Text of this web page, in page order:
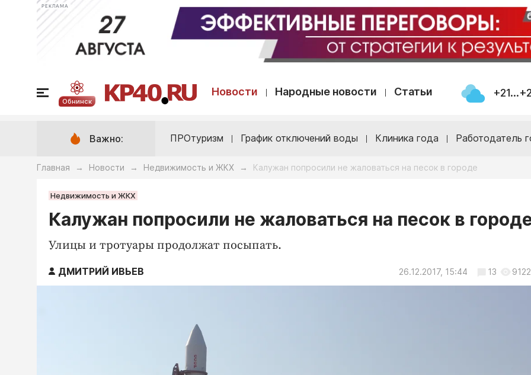
РЕКЛАМА
Обнинск
Новости Народные новости Статьи
Важно: ПРОтуризм График отключений воды Клиника года Работодатель
Главная → Новости → Недвижимость и ЖКХ → Калужан попросили не жаловаться на песок в городе
Недвижимость и ЖКХ
Калужан попросили не жаловаться на песок в
Улицы и тротуары продолжат посыпать.
ДМИТРИЙ ИВЬЕВ 26.12.2017, 15:44 13 9122